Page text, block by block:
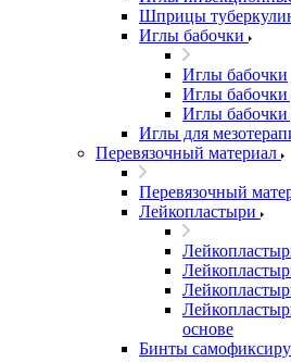
Шприцы
Иглы бабочки
Иглы бабочки
Иглы бабочки
Иглы бабочки
Иглы для
Перевязочный материал
Перевязочный
Лейкопластыри
основе
Бинты